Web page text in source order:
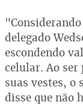
delegado
escondendo
celular. Ao ser
suas vestes, o
disse que não